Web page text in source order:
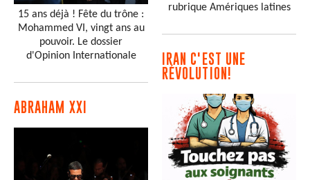
15 ans déjà ! Fête du trône :
Mohammed VI, vingt ans au
pouvoir. Le dossier
d'Opinion Internationale
ABRAHAM XXI
rubrique Amériques latines
IRAN C'EST UNE
RÉVOLUTION!